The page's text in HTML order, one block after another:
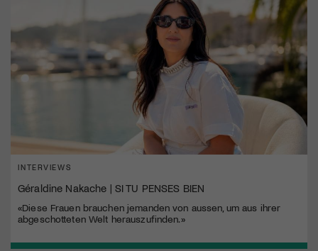
INTERVIEWS
Géraldine Nakache | SI TU PENSES BIEN
«Diese Frauen brauchen jemanden von aussen, um aus ihrer
abgeschotteten Welt herauszufinden.»